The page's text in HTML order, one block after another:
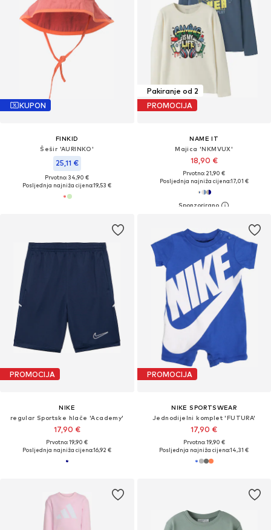
KUPON
FINKID
Šešir 'AURINKO'
25,11 €
Prvotno: 34,90 €
Posljednja najniža cijena:19,53 €
Pakiranje od 2
PROMOCIJA
NAME IT
Majica 'NKMVUX'
18,90 €
Prvotno: 21,90 €
Posljednja najniža cijena:17,01 €
PROMOCIJA
NIKE
regular Sportske hlače 'Academy'
17,90 €
Prvotno: 19,90 €
Posljednja najniža cijena:16,92 €
PROMOCIJA
NIKE SPORTSWEAR
Jednodijelni komplet 'FUTURA'
17,90 €
Prvotno: 19,90 €
Posljednja najniža cijena:14,31 €